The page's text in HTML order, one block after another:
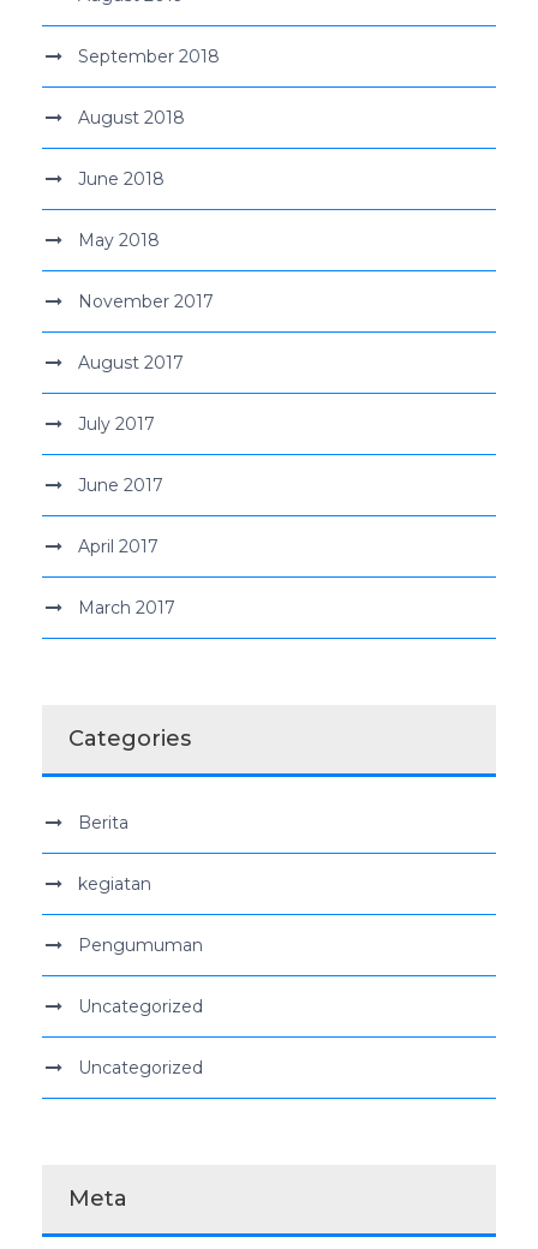
September 2018
August 2018
June 2018
May 2018
November 2017
August 2017
July 2017
June 2017
April 2017
March 2017
Categories
Berita
kegiatan
Pengumuman
Uncategorized
Uncategorized
Meta